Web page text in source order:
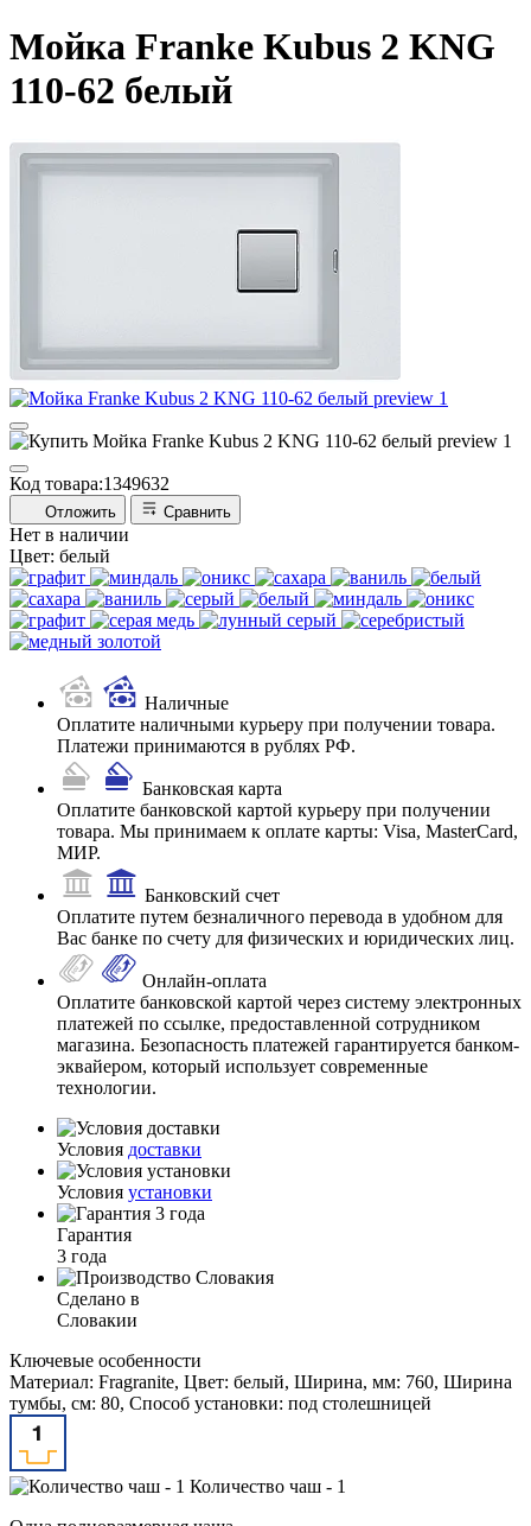
Мойка Franke Kubus 2 KNG
110-62 белый
Код товара:1349632
Отложить Сравнить
Нет в наличии
Цвет: белый
Наличные
Оплатите наличными курьеру при получении товара.
Платежи принимаются в рублях РФ.
Банковская карта
Оплатите банковской картой курьеру при получении
товара. Мы принимаем к оплате карты: Visa, MasterCard,
МИР.
Банковский счет
Оплатите путем безналичного перевода в удобном для
Вас банке по счету для физических и юридических лиц.
Онлайн-оплата
Оплатите банковской картой через систему электронных
платежей по ссылке, предоставленной сотрудником
магазина. Безопасность платежей гарантируется банком-
эквайером, который использует современные
технологии.
Условия доставки
Условия установки
Гарантия
3 года
Сделано в
Словакии
Ключевые особенности
Материал: Fragranite, Цвет: белый, Ширина, мм: 760, Ширина
тумбы, см: 80, Способ установки: под столешницей
Количество чаш - 1